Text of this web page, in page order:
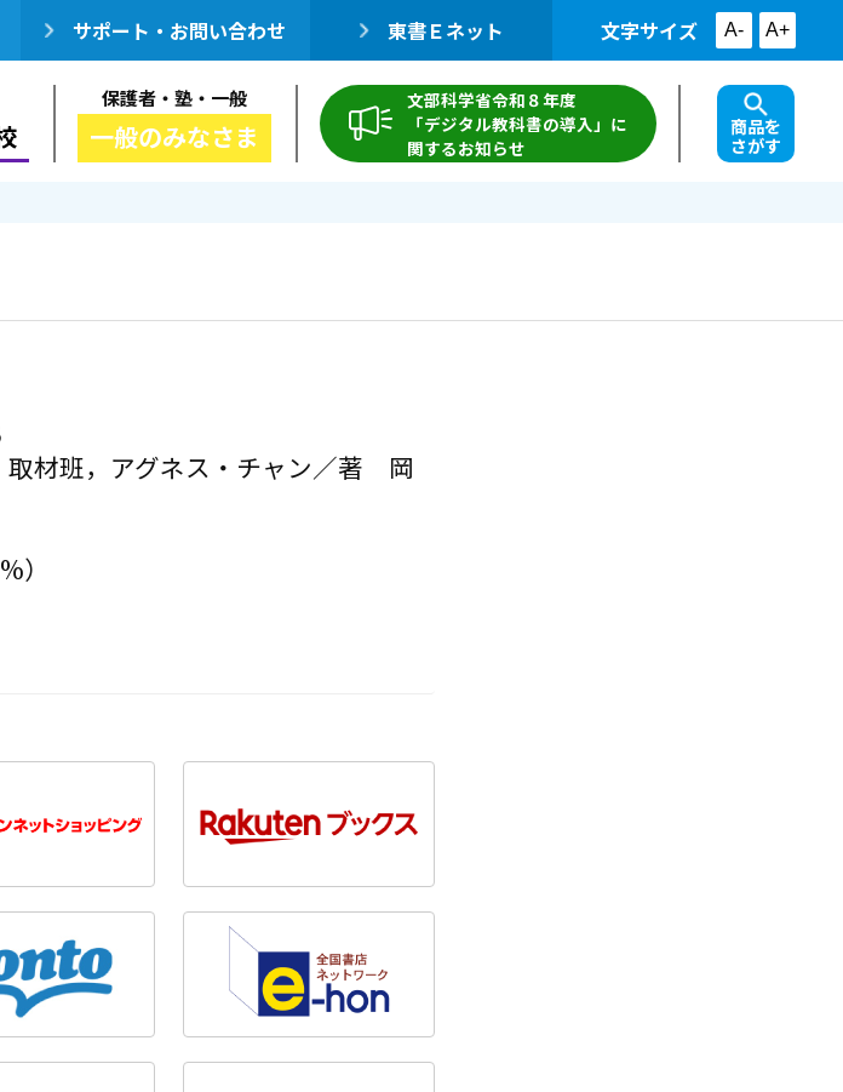
サポート・お問い合わせ 東書Ｅネット 文字サイズ A- A+
保護者・塾・一般
一般のみなさま
文部科学省令和８年度
「デジタル教科書の導入」に
関するお知らせ
商品を
さがす
取材班，アグネス・チャン／著 岡
）